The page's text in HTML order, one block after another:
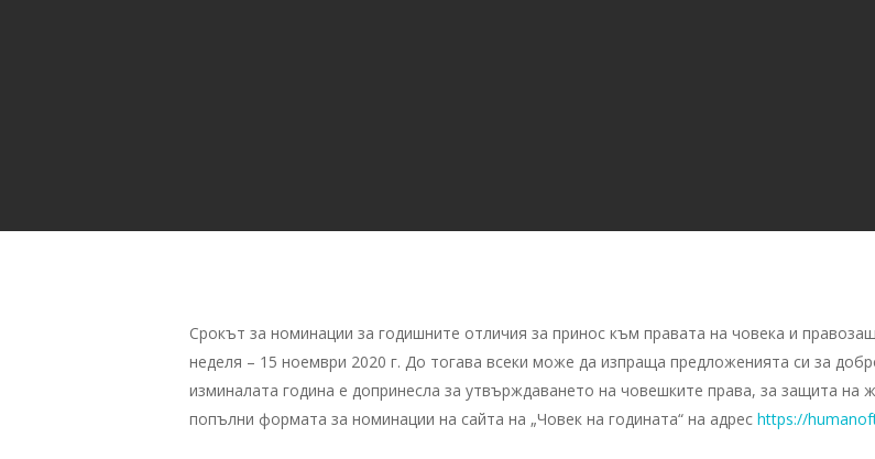
Срокът за номинации за годишните отличия за принос към правата на човека и
неделя – 15 ноември 2020 г. До тогава всеки може да изпраща предложенията си за
изминалата година е допринесла за утвърждаването на човешките права, за защита на
попълни формата за номинации на сайта на „Човек на годината“ на адрес https://